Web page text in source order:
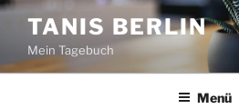
Zum
Inhalt
springen
TANIS BERLIN
Mein Tagebuch
Menü